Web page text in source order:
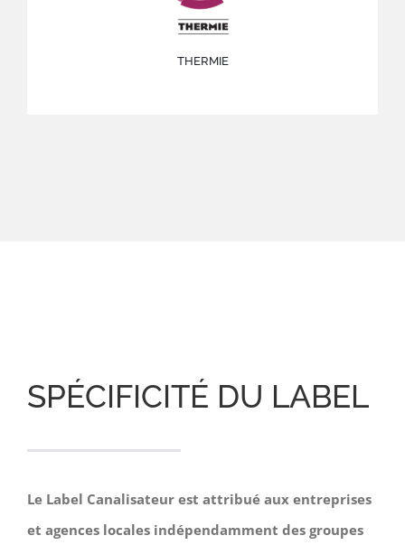
THERMIE
SPÉCIFICITÉ DU LABEL
Le Label Canalisateur est attribué aux entreprises
et agences locales indépendamment des groupes